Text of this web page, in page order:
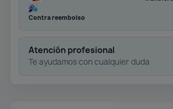
Contra reembolso
Atención profesional
Te ayudamos con cualquier duda